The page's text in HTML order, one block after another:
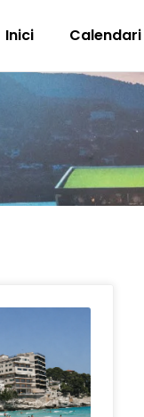
Inici Calendari